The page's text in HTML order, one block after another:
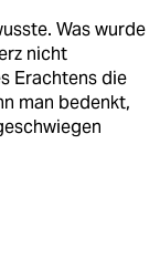
Was wurde
nicht
Erachtens die
man bedenkt,